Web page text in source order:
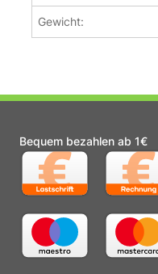
Gewicht:
Bequem bezahlen ab 1€